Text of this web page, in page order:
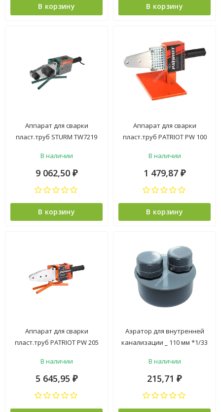
В корзину В корзину
Аппарат для сварки
пласт.труб STURM TW7219
*1/3
В наличии
9 062,50 ₽
В корзину
Аппарат для сварки
пласт.труб PATRIOT PW 100
нас.,стойка,отвертка)
кейс*1/10
В наличии
1 479,87 ₽
В корзину
Аппарат для сварки
пласт.труб PATRIOT PW 205
труб,перчатки,рулет)
кейс*1/3
В наличии
5 645,95 ₽
Аэратор для внутренней
канализации _ 110 мм *1/33
В наличии
215,71 ₽